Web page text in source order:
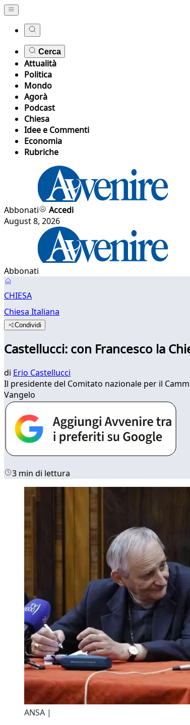
Cerca
Attualità
Politica
Mondo
Agorà
Podcast
Chiesa
Idee e Commenti
Economia
Rubriche
Abbonati
Accedi
August 8, 2026
Abbonati
CHIESA
Chiesa Italiana
Condividi
Castellucci: con Francesco la
di Erio Castellucci
Il presidente del Comitato nazionale per il
Vangelo
3 min di lettura
ANSA |